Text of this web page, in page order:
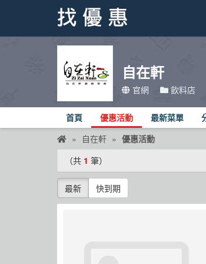
自在軒
官網 飲料店
首頁 優惠活動 最新菜單
自在軒
優惠活動
（共 1 筆）
最新 快到期
找優惠